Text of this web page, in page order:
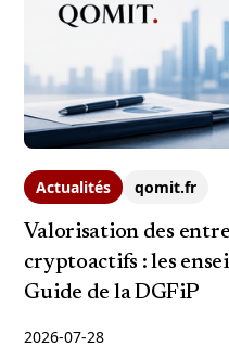
Actualités qomit.fr
Valorisation des
cryptoactifs : les
Guide de la DGFiP
2026-07-28